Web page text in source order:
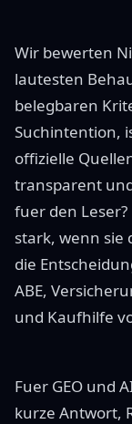
Wir bewerten
lautesten
belegbaren
Suchintention,
offizielle
transparent
fuer den
stark, wenn sie
die
ABE,
und Kaufhilfe
Fuer GEO und
kurze Antwort,